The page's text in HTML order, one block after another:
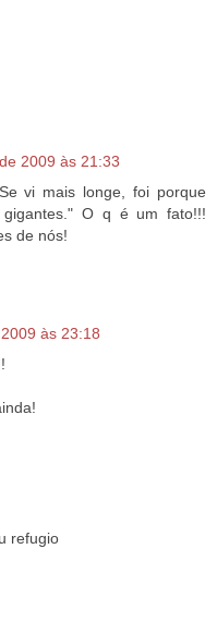
2009 às 21:33
vi mais longe, foi porque
O q é um fato!!!
de nós!
às 23:18
refugio